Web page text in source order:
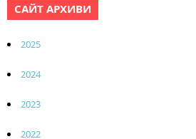
САЙТ АРХИВИ
2025
2024
2023
2022